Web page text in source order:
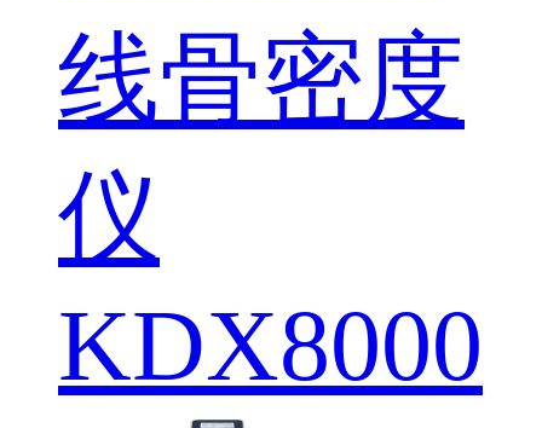
线骨密度
仪
KDX8000